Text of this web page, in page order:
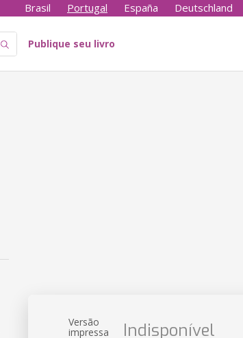
Brasil Portugal España Deutschland
Publique seu livro
Versão
impressa Indisponível